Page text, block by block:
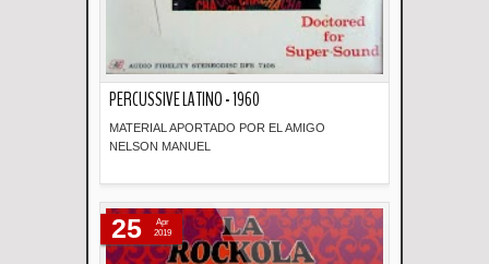
PERCUSSIVE LATINO - 1960
MATERIAL APORTADO POR EL AMIGO
NELSON MANUEL
25
Apr
2019